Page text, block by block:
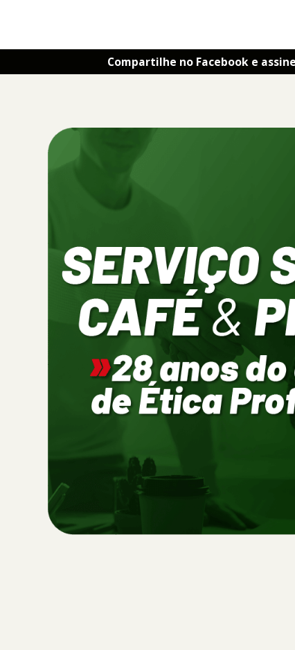
Compartilhe no Facebook e